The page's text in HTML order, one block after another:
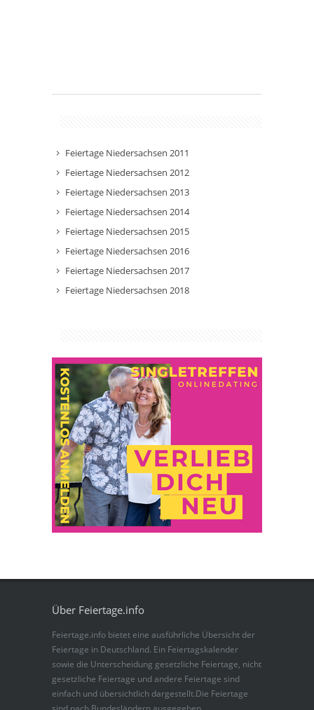
Feiertage Niedersachsen 2011
Feiertage Niedersachsen 2012
Feiertage Niedersachsen 2013
Feiertage Niedersachsen 2014
Feiertage Niedersachsen 2015
Feiertage Niedersachsen 2016
Feiertage Niedersachsen 2017
Feiertage Niedersachsen 2018
Über Feiertage.info
Feiertage.info bietet eine ausführliche Übersicht der
Feiertage in Deutschland. Ein Feiertagskalender
sowie die Unterscheidung gesetzliche Feiertage, nicht
gesetzliche Feiertage und andere Feiertage sind
einfach und übersichtlich dargestellt.Die Feiertage